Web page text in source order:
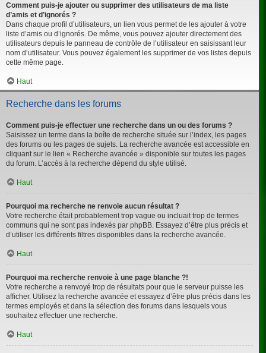
Comment puis-je ajouter ou supprimer des utilisateurs de ma liste
d’amis et d’ignorés ?
Dans chaque profil d’utilisateurs, un lien vous permet de les ajouter à votre
liste d’amis ou d’ignorés. De même, vous pouvez ajouter directement des
utilisateurs depuis le panneau de contrôle de l’utilisateur en saisissant leur
nom d’utilisateur. Vous pouvez également les supprimer de vos listes depuis
cette même page.
Haut
Recherche dans les forums
Comment puis-je effectuer une recherche dans un ou des forums ?
Saisissez un terme dans la boîte de recherche située sur l’index, les pages
des forums ou les pages de sujets. La recherche avancée est accessible en
cliquant sur le lien « Recherche avancée » disponible sur toutes les pages
du forum. L’accès à la recherche dépend du style utilisé.
Haut
Pourquoi ma recherche ne renvoie aucun résultat ?
Votre recherche était probablement trop vague ou incluait trop de termes
communs qui ne sont pas indexés par phpBB. Essayez d’être plus précis et
d’utiliser les différents filtres disponibles dans la recherche avancée.
Haut
Pourquoi ma recherche renvoie à une page blanche ?!
Votre recherche a renvoyé trop de résultats pour que le serveur puisse les
afficher. Utilisez la recherche avancée et essayez d’être plus précis dans les
termes employés et dans la sélection des forums dans lesquels vous
souhaitez effectuer une recherche.
Haut